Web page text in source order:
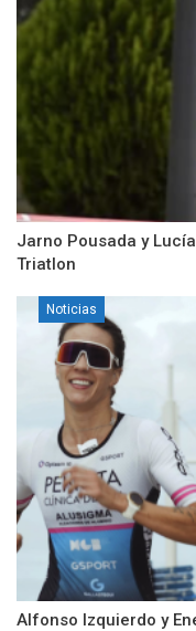
Jarno Pousada y
Triatlon
Noticias
Alfonso Izquierdo y